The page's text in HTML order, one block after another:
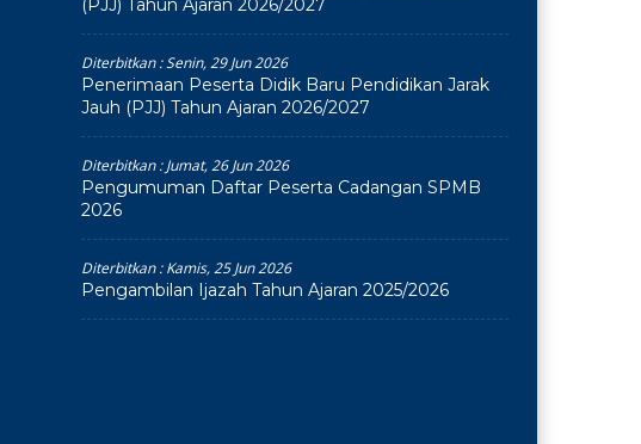
(PJJ) Tahun Ajaran 2026/2027
Diterbitkan :Senin, 29 Jun 2026
Penerimaan Peserta Didik Baru Pendidikan Jarak
Jauh (PJJ) Tahun Ajaran 2026/2027
Diterbitkan :Jumat, 26 Jun 2026
Pengumuman Daftar Peserta Cadangan SPMB
2026
Diterbitkan :Kamis, 25 Jun 2026
Pengambilan Ijazah Tahun Ajaran 2025/2026